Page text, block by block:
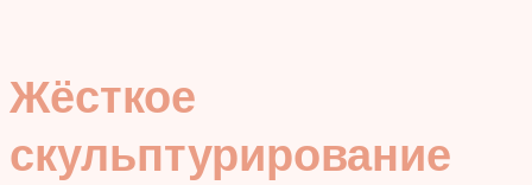
Жёсткое
скульптурирование